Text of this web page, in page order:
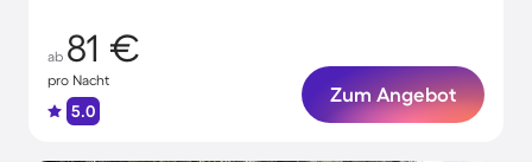
ab 81 €
pro Nacht
5.0
Zum Angebot